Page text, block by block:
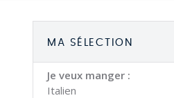
MA SÉLECTION
Je veux manger :
Italien